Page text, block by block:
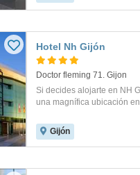
Hotel Nh Gijón
Doctor fleming 71. Gijon
Si decides alojarte en NH
una magnífica ubicación en
Gijón